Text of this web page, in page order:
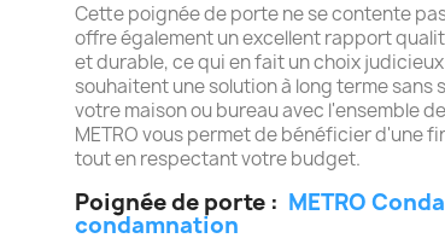
Cette poignée de porte ne se contente
offre également un excellent rapport
et durable, ce qui en fait un choix
souhaitent une solution à long terme sans
votre maison ou bureau avec l'ensemble
METRO vous permet de bénéficier d'une
tout en respectant votre budget.
Poignée de porte : METRO
condamnation